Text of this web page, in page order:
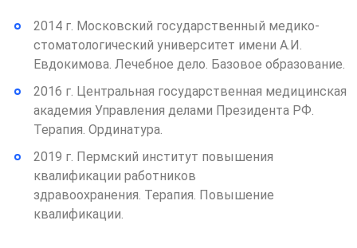
2014 г. Московский государственный медико-
стоматологический университет имени А.И.
Евдокимова. Лечебное дело. Базовое образование.
2016 г. Центральная государственная медицинская
академия Управления делами Президента РФ.
Терапия. Ординатура.
2019 г. Пермский институт повышения
квалификации работников
здравоохранения. Терапия. Повышение
квалификации.